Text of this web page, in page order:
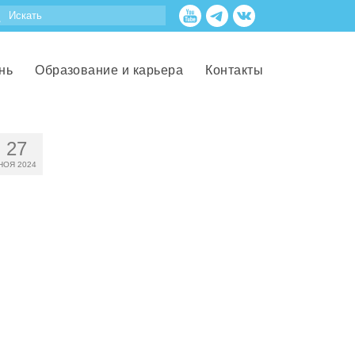
Образование и карьера Контакты
27
2024